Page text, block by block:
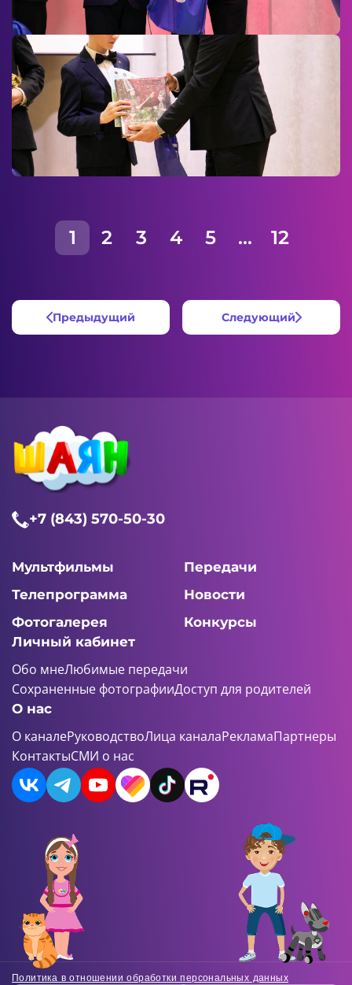
1 2 3 4 5 ... 12
Предыдущий Следующий
+7 (843) 570-50-30
Мультфильмы
Передачи
Телепрограмма
Новости
Фотогалерея
Конкурсы
Личный кабинет
Обо мнеЛюбимые передачи
Сохраненные фотографииДоступ для родителей
О нас
О каналеРуководствоЛица каналаРекламаПартнеры
КонтактыСМИ о нас
Политика в отношении обработки персональных данных